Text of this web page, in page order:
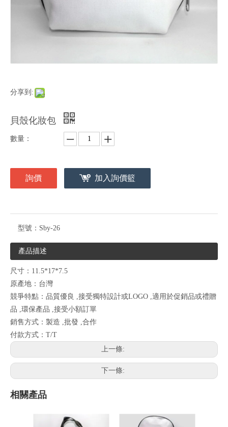
分享到:
貝殼化妝包
數量：
詢價 加入詢價籃
型號： Sby-26
產品描述
尺寸：11.5*17*7.5
原產地：台灣
競爭特點：品質優良 ,接受獨特設計或LOGO ,適用於促銷品或禮贈
品 ,環保產品 ,接受小額訂單
銷售方式：製造 ,批發 ,合作
付款方式：T/T
上一條:
下一條:
相關產品